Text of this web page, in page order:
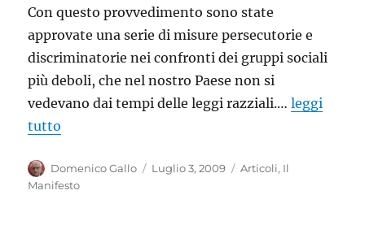
Con questo provvedimento sono state
approvate una serie di misure persecutorie e
discriminatorie nei confronti dei gruppi sociali
più deboli, che nel nostro Paese non si
vedevano dai tempi delle leggi razziali.…leggi
tutto
Autore
Domenico Gallo
Pubblicato
Luglio 3, 2009 Categorie
Articoli, Il
Manifesto